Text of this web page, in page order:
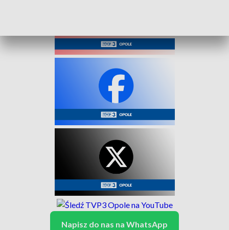
Napisz do nas na WhatsApp